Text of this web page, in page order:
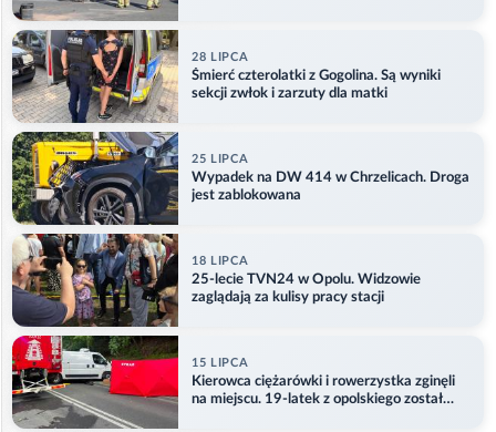
28 LIPCA
Śmierć czterolatki z Gogolina. Są wyniki
sekcji zwłok i zarzuty dla matki
25 LIPCA
Wypadek na DW 414 w Chrzelicach. Droga
jest zablokowana
18 LIPCA
25-lecie TVN24 w Opolu. Widzowie
zaglądają za kulisy pracy stacji
15 LIPCA
Kierowca ciężarówki i rowerzystka zginęli
na miejscu. 19-latek z opolskiego został